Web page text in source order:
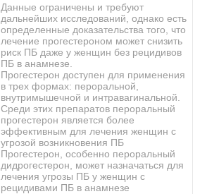
Данные ограничены и требуют
дальнейших исследований, однако есть
определенные доказательства того, что
лечение прогестероном может снизить
риск ПБ даже у женщин без рецидивов
ПБ в анамнезе.
Прогестерон доступен для применения
в трех формах: пероральной,
внутримышечной и интравагинальной.
Среди этих препаратов пероральный
прогестерон является более
эффективным для лечения женщин с
угрозой возникновения ПБ
Прогестерон, особенно пероральный
дидрогестерон, может назначаться для
лечения угрозы ПБ у женщин с
рецидивами ПБ в анамнезе